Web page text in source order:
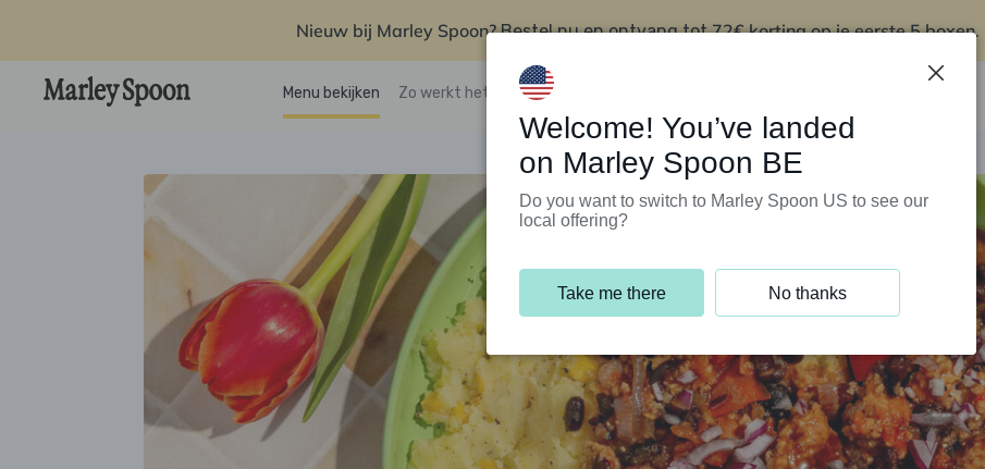
Nieuw bij Marley Spoon?Bestel nu en ontvang tot72€ korting op je eerste 5 boxen.
Menu bekijken Zo werkt het Klantenservice
Welcome! You’ve landed
on Marley Spoon BE
Do you want to switch to Marley Spoon US to see our
local offering?
Take me there No thanks